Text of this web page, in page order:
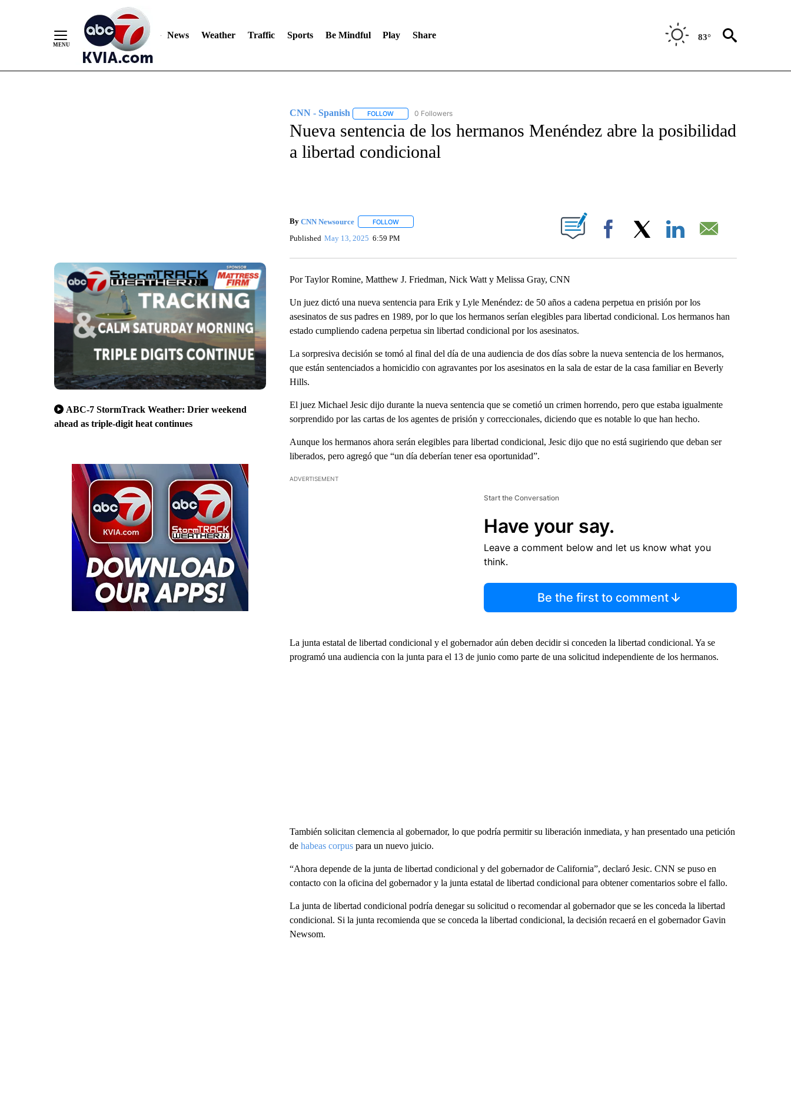
News Weather Traffic Sports Be Mindful Play Share 83°
ABC-7 StormTrack Weather: Drier weekend
ahead as triple-digit heat continues
CNN - Spanish FOLLOWFOLLOW "CNN - SPANISH" TO RECEIVE NOTIFICATIONS ABOUT NEW PAGES ON "CNN - SPANISH".
0 Followers
Nueva sentencia de los hermanos Menéndez abre la posibilidad
a libertad condicional
By CNN Newsource FOLLOWFOLLOW "" TO RECEIVE NOTIFICATIONS ABOUT NEW PAGES ON "".
Published May 13, 2025 6:59 PM Facebook
Por Taylor Romine, Matthew J. Friedman, Nick Watt y Melissa Gray, CNN
Un juez dictó una nueva sentencia para Erik y Lyle Menéndez: de 50 años a cadena perpetua en prisión por los
asesinatos de sus padres en 1989, por lo que los hermanos serían elegibles para libertad condicional. Los hermanos han
estado cumpliendo cadena perpetua sin libertad condicional por los asesinatos.
La sorpresiva decisión se tomó al final del día de una audiencia de dos días sobre la nueva sentencia de los hermanos,
que están sentenciados a homicidio con agravantes por los asesinatos en la sala de estar de la casa familiar en Beverly
Hills.
El juez Michael Jesic dijo durante la nueva sentencia que se cometió un crimen horrendo, pero que estaba igualmente
sorprendido por las cartas de los agentes de prisión y correccionales, diciendo que es notable lo que han hecho.
Aunque los hermanos ahora serán elegibles para libertad condicional, Jesic dijo que no está sugiriendo que deban ser
liberados, pero agregó que “un día deberían tener esa oportunidad”.
ADVERTISEMENT
Start the Conversation
Have your say.
Leave a comment below and let us know what you
think.
Be the first to comment
La junta estatal de libertad condicional y el gobernador aún deben decidir si conceden la libertad condicional. Ya se
programó una audiencia con la junta para el 13 de junio como parte de una solicitud independiente de los hermanos.
También solicitan clemencia al gobernador, lo que podría permitir su liberación inmediata, y han presentado una petición
de habeas corpuspara un nuevo juicio.
“Ahora depende de la junta de libertad condicional y del gobernador de California”, declaró Jesic. CNN se puso en
contacto con la oficina del gobernador y la junta estatal de libertad condicional para obtener comentarios sobre el fallo.
La junta de libertad condicional podría denegar su solicitud o recomendar al gobernador que se les conceda la libertad
condicional. Si la junta recomienda que se conceda la libertad condicional, la decisión recaerá en el gobernador Gavin
Newsom.